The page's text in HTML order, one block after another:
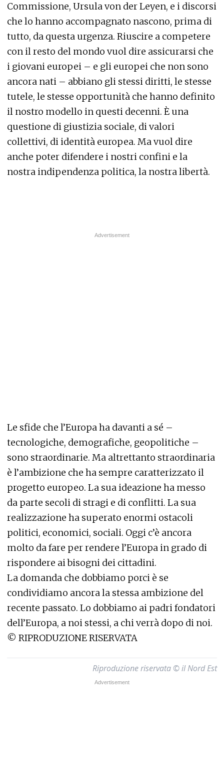
Commissione, Ursula von der Leyen, e i discorsi
che lo hanno accompagnato nascono, prima di
tutto, da questa urgenza. Riuscire a competere
con il resto del mondo vuol dire assicurarsi che
i giovani europei – e gli europei che non sono
ancora nati – abbiano gli stessi diritti, le stesse
tutele, le stesse opportunità che hanno definito
il nostro modello in questi decenni. È una
questione di giustizia sociale, di valori
collettivi, di identità europea. Ma vuol dire
anche poter difendere i nostri confini e la
nostra indipendenza politica, la nostra libertà.
Le sfide che l’Europa ha davanti a sé –
tecnologiche, demografiche, geopolitiche –
sono straordinarie. Ma altrettanto straordinaria
è l’ambizione che ha sempre caratterizzato il
progetto europeo. La sua ideazione ha messo
da parte secoli di stragi e di conflitti. La sua
realizzazione ha superato enormi ostacoli
politici, economici, sociali. Oggi c’è ancora
molto da fare per rendere l’Europa in grado di
rispondere ai bisogni dei cittadini.
La domanda che dobbiamo porci è se
condividiamo ancora la stessa ambizione del
recente passato. Lo dobbiamo ai padri fondatori
dell’Europa, a noi stessi, a chi verrà dopo di noi.
© RIPRODUZIONE RISERVATA
Riproduzione riservata © il Nord Est